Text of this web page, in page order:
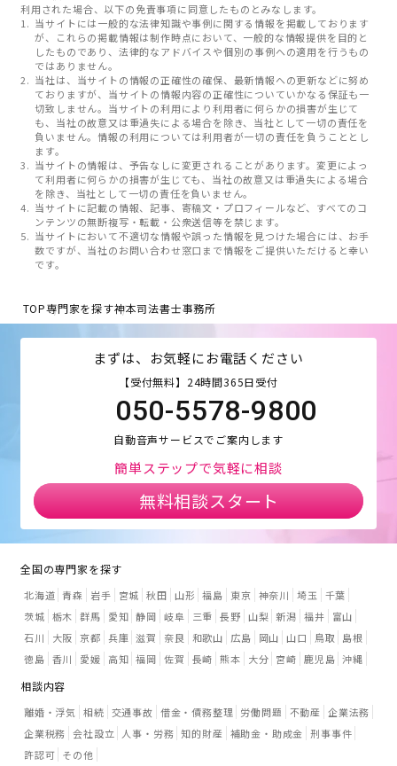
利用された場合、以下の免責事項に同意したものとみなします。
当サイトには一般的な法律知識や事例に関する情報を掲載しております
が、これらの掲載情報は制作時点において、一般的な情報提供を目的と
したものであり、法律的なアドバイスや個別の事例への適用を行うもの
ではありません。
当社は、当サイトの情報の正確性の確保、最新情報への更新などに努め
ておりますが、当サイトの情報内容の正確性についていかなる保証も一
切致しません。当サイトの利用により利用者に何らかの損害が生じて
も、当社の故意又は重過失による場合を除き、当社として一切の責任を
負いません。情報の利用については利用者が一切の責任を負うこととし
ます。
当サイトの情報は、予告なしに変更されることがあります。変更によっ
て利用者に何らかの損害が生じても、当社の故意又は重過失による場合
を除き、当社として一切の責任を負いません。
当サイトに記載の情報、記事、寄稿文・プロフィールなど、すべてのコ
ンテンツの無断複写・転載・公衆送信等を禁じます。
当サイトにおいて不適切な情報や誤った情報を見つけた場合には、お手
数ですが、当社のお問い合わせ窓口まで情報をご提供いただけると幸い
です。
TOP専門家を探す神本司法書士事務所
まずは、お気軽にお電話ください
【受付無料】24時間365日受付
050-5578-9800
自動音声サービスでご案内します
簡単ステップで気軽に相談
無料相談スタート
全国の専門家を探す
北海道 青森 岩手 宮城 秋田 山形 福島 東京 神奈川 埼玉
千葉
茨城 栃木 群馬 愛知 静岡 岐阜 三重 長野 山梨 新潟 福井
富山
石川
大阪 京都 兵庫 滋賀 奈良 和歌山 広島 岡山 山口 鳥取
島根
徳島 香川 愛媛 高知 福岡 佐賀 長崎 熊本 大分 宮崎 鹿児島 沖縄
相談内容
離婚・浮気 相続 交通事故 借金・債務整理 労働問題 不動産 企業法務
企業税務 会社設立 人事・労務 知的財産 補助金・助成金 刑事事件
許認可 その他